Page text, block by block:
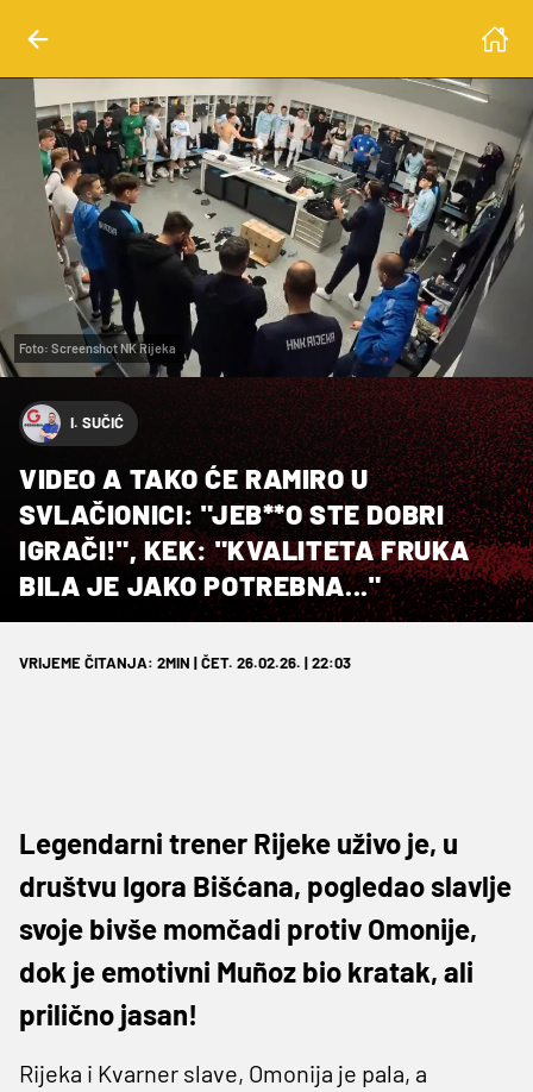
Foto: Screenshot NK Rijeka
I. SUČIĆ
VIDEO A TAKO ĆE RAMIRO U
SVLAČIONICI: "JEB**O STE DOBRI
IGRAČI!", KEK: "KVALITETA FRUKA
BILA JE JAKO POTREBNA..."
VRIJEME ČITANJA: 2MIN | ČET. 26.02.26. | 22:03
Legendarni trener Rijeke uživo je, u
društvu Igora Bišćana, pogledao slavlje
svoje bivše momčadi protiv Omonije,
dok je emotivni Muñoz bio kratak, ali
prilično jasan!
Rijeka i Kvarner slave, Omonija je pala, a